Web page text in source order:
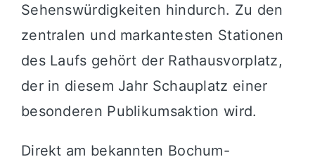
Sehenswürdigkeiten hindurch. Zu den
zentralen und markantesten Stationen
des Laufs gehört der Rathausvorplatz,
der in diesem Jahr Schauplatz einer
besonderen Publikumsaktion wird.
Direkt am bekannten Bochum-